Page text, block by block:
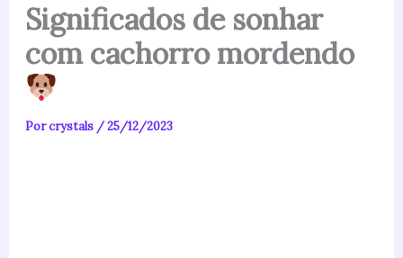
Significados de sonhar
com cachorro mordendo
Porcrystals /25/12/2023